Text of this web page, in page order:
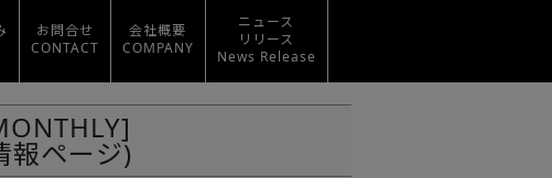
お問合せ
CONTACT
会社概要
COMPANY
ニュース
リリース
News Release
報ページ)